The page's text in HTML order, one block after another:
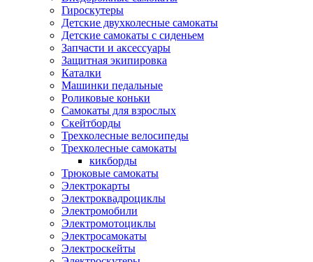
Гироскутеры
Детские двухколесные самокаты
Детские самокаты с сиденьем
Запчасти и аксессуары
Защитная экипировка
Каталки
Машинки педальные
Роликовые коньки
Самокаты для взрослых
Скейтборды
Трехколесные велосипеды
Трехколесные самокаты
кикборды
Трюковые самокаты
Электрокарты
Электроквадроциклы
Электромобили
Электромотоциклы
Электросамокаты
Электроскейты